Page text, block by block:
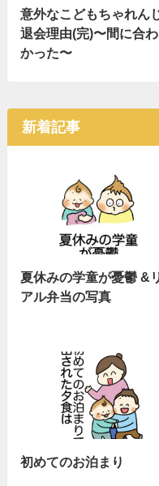
意外なこどもちゃれん
退会理由(完)〜間に合
かった〜
新着記事
夏休みの学童が憂鬱 &
アル弁当の写真
初めてのお泊まり